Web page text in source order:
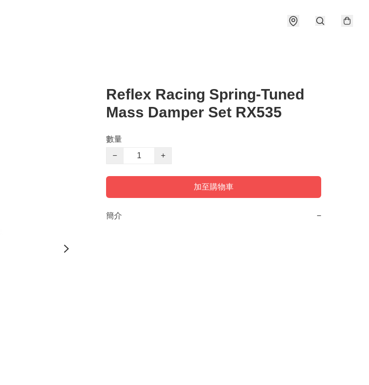
Reflex Racing Spring-Tuned
Mass Damper Set RX535
數量
−
+
加至購物車
簡介 −